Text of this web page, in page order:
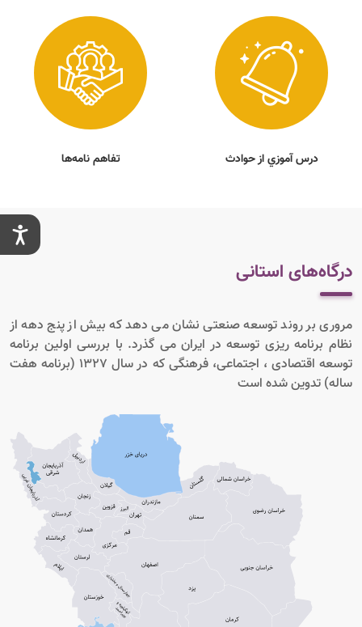
درس آموزي از حوادث تفاهم نامه‌ها
درگاه‌های استانی
مروری بر روند توسعه صنعتی نشان می دهد که بیش از پنج دهه از
نظام برنامه ریزی توسعه در ایران می گذرد. با بررسی اولین برنامه
توسعه اقتصادی ، اجتماعی، فرهنگی که در سال 1327 (برنامه هفت
ساله) تدوین شده است